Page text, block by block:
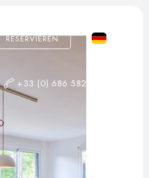
RESERVIEREN
+33 (0) 686 582 520